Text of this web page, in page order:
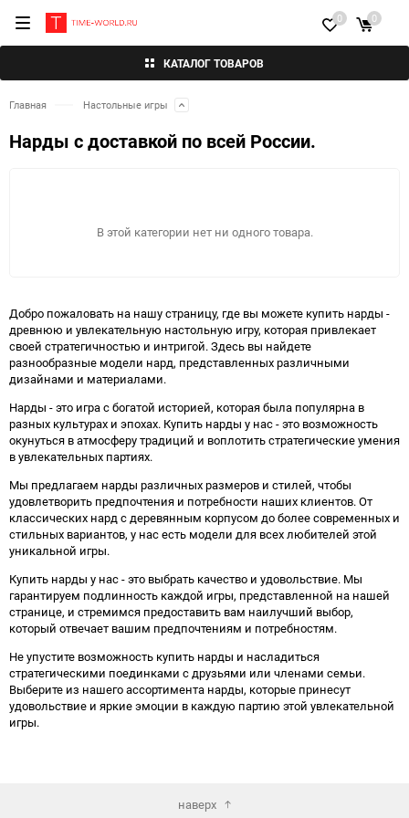
КАТАЛОГ ТОВАРОВ
0 0
Главная Настольные игры
Нарды с доставкой по всей России.
В этой категории нет ни одного товара.
Добро пожаловать на нашу страницу, где вы можете купить нарды -
древнюю и увлекательную настольную игру, которая привлекает
своей стратегичностью и интригой. Здесь вы найдете
разнообразные модели нард, представленных различными
дизайнами и материалами.
Нарды - это игра с богатой историей, которая была популярна в
разных культурах и эпохах. Купить нарды у нас - это возможность
окунуться в атмосферу традиций и воплотить стратегические умения
в увлекательных партиях.
Мы предлагаем нарды различных размеров и стилей, чтобы
удовлетворить предпочтения и потребности наших клиентов. От
классических нард с деревянным корпусом до более современных и
стильных вариантов, у нас есть модели для всех любителей этой
уникальной игры.
Купить нарды у нас - это выбрать качество и удовольствие. Мы
гарантируем подлинность каждой игры, представленной на нашей
странице, и стремимся предоставить вам наилучший выбор,
который отвечает вашим предпочтениям и потребностям.
Не упустите возможность купить нарды и насладиться
стратегическими поединками с друзьями или членами семьи.
Выберите из нашего ассортимента нарды, которые принесут
удовольствие и яркие эмоции в каждую партию этой увлекательной
игры.
наверх